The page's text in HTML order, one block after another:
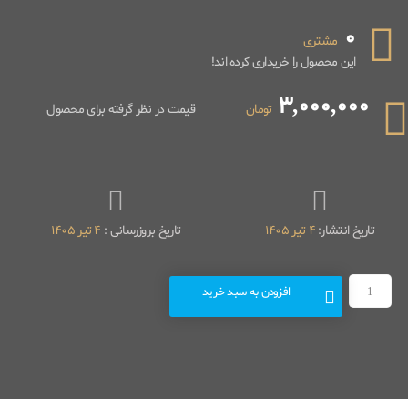
0 مشتری
این محصول را خریداری کرده اند!
3,000,000 تومان قیمت در نظر گرفته برای محصول
تاریخ انتشار:4 تیر 1405 تاریخ بروزرسانی : 4 تیر 1405
افزودن به سبد خرید